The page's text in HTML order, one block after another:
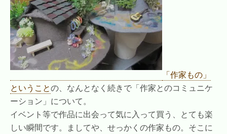
「作家もの」
ということの、なんとなく続きで「作家とのコミュニケ
ーション」について。
イベント等で作品に出会って気に入って買う、とても楽
しい瞬間です。ましてや、せっかくの作家もの。そこに